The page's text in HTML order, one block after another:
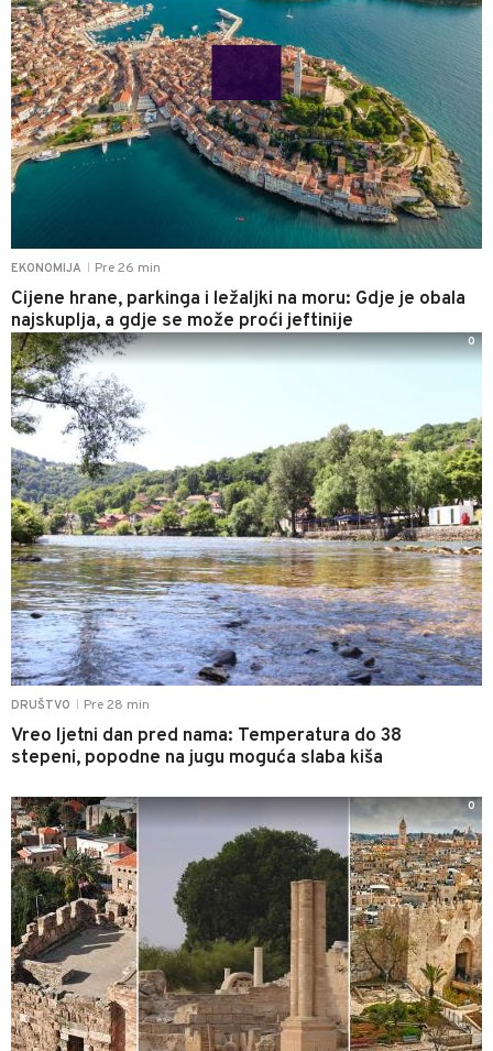
EKONOMIJA Pre 26 min
Cijene hrane, parkinga i ležaljki na moru: Gdje je obala
najskuplja, a gdje se može proći jeftinije
DRUŠTVO Pre 28 min
Vreo ljetni dan pred nama: Temperatura do 38
stepeni, popodne na jugu moguća slaba kiša
0
0